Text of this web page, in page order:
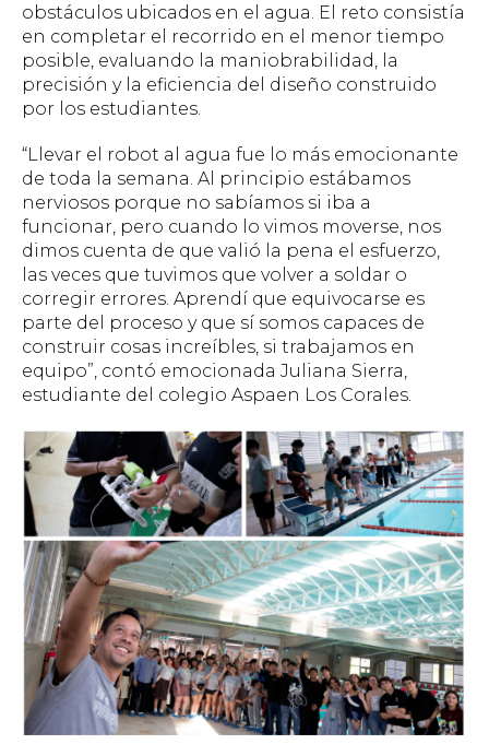
obstáculos ubicados en el agua. El reto consistía
en completar el recorrido en el menor tiempo
posible, evaluando la maniobrabilidad, la
precisión y la eficiencia del diseño construido
por los estudiantes.
“Llevar el robot al agua fue lo más emocionante
de toda la semana. Al principio estábamos
nerviosos porque no sabíamos si iba a
funcionar, pero cuando lo vimos moverse, nos
dimos cuenta de que valió la pena el esfuerzo,
las veces que tuvimos que volver a soldar o
corregir errores. Aprendí que equivocarse es
parte del proceso y que sí somos capaces de
construir cosas increíbles, si trabajamos en
equipo”, contó emocionada Juliana Sierra,
estudiante del colegio Aspaen Los Corales.